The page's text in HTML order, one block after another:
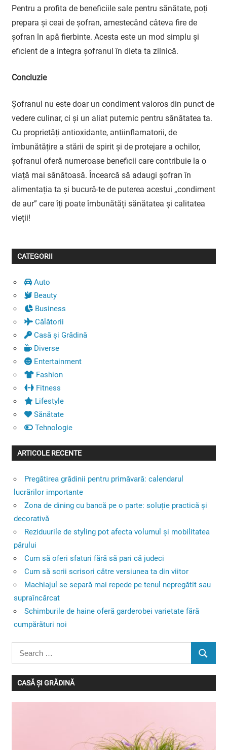
Pentru a profita de beneficiile sale pentru sănătate, poți
prepara și ceai de șofran, amestecând câteva fire de
șofran în apă fierbinte. Acesta este un mod simplu și
eficient de a integra șofranul în dieta ta zilnică.
Concluzie
Șofranul nu este doar un condiment valoros din punct de
vedere culinar, ci și un aliat puternic pentru sănătatea ta.
Cu proprietăți antioxidante, antiinflamatorii, de
îmbunătățire a stării de spirit și de protejare a ochilor,
șofranul oferă numeroase beneficii care contribuie la o
viață mai sănătoasă. Încearcă să adaugi șofran în
alimentația ta și bucură-te de puterea acestui „condiment
de aur” care îți poate îmbunătăți sănătatea și calitatea
vieții!
CATEGORII
Auto
Beauty
Business
Călătorii
Casă și Grădină
Diverse
Entertainment
Fashion
Fitness
Lifestyle
Sănătate
Tehnologie
ARTICOLE RECENTE
Pregătirea grădinii pentru primăvară: calendarul
lucrărilor importante
Zona de dining cu bancă pe o parte: soluție practică și
decorativă
Reziduurile de styling pot afecta volumul și mobilitatea
părului
Cum să oferi sfaturi fără să pari că judeci
Cum să scrii scrisori către versiunea ta din viitor
Machiajul se separă mai repede pe tenul nepregătit sau
supraîncărcat
Schimburile de haine oferă garderobei varietate fără
cumpărături noi
Search
for:
SEARCH
CASĂ ȘI GRĂDINĂ